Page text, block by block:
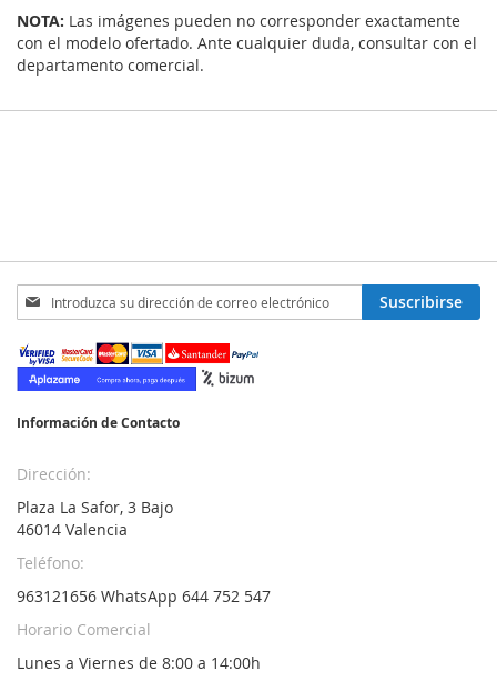
NOTA: Las imágenes pueden no corresponder exactamente
con el modelo ofertado. Ante cualquier duda, consultar con el
departamento comercial.
Inscríbase
a
nuestro
boletín
de
Suscribirse
Información de Contacto
Dirección:
Plaza La Safor, 3 Bajo
46014 Valencia
Teléfono:
963121656 WhatsApp 644 752 547
Horario Comercial
Lunes a Viernes de 8:00 a 14:00h